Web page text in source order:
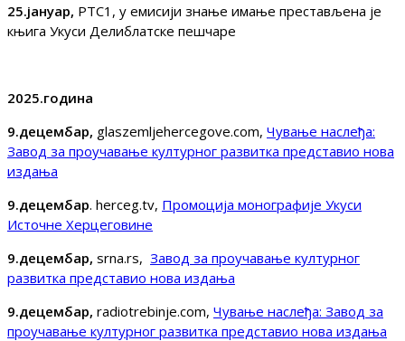
25.јануар, РТС1, у емисији знање имање престављена је
књига Укуси Делиблатске пешчаре
2025.година
9.децембар, glaszemljehercegove.com, Чување наслеђа:
Завод за проучавање културног развитка представио нова
издања
9.децембар. herceg.tv, Промоција монографије Укуси
Источне Херцеговине
9.децембар, srna.rs, Завод за проучавање културног
развитка представио нова издања
9.децембар, radiotrebinje.com, Чување наслеђа: Завод за
проучавање културног развитка представио нова издања